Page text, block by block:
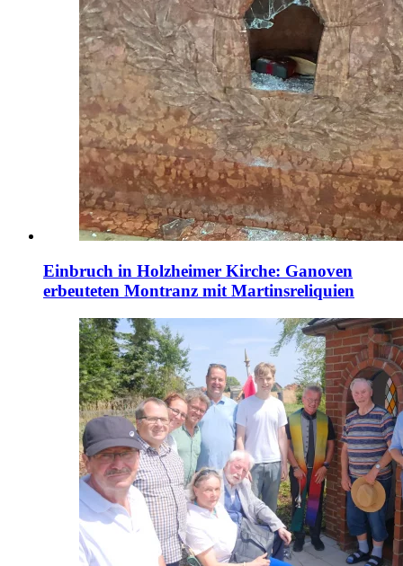
Einbruch in Holzheimer Kirche: Ganoven
erbeuteten Montranz mit Martinsreliquien